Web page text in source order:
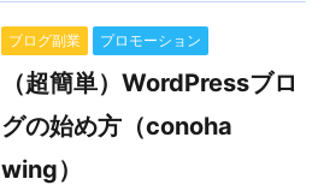
ブログ副業 プロモーション
（超簡単）WordPressブロ
グの始め方（conoha
wing）